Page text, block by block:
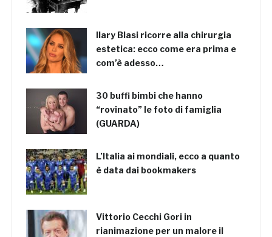
Ilary Blasi ricorre alla chirurgia
estetica: ecco come era prima e
com’è adesso…
30 buffi bimbi che hanno
“rovinato” le foto di famiglia
(GUARDA)
L’Italia ai mondiali, ecco a quanto
è data dai bookmakers
Vittorio Cecchi Gori in
rianimazione per un malore il